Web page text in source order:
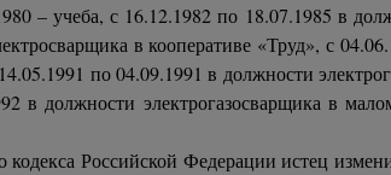
– учеба, с 16.12.1982 по 18.07.1985 в
в кооперативе «Труд», с
по 04.09.1991 в должности
в должности электрогазосварщика в
Российской Федерации истец